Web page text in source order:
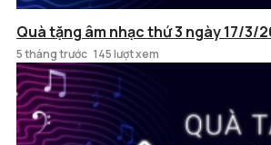
Quà tặng âm nhạc thứ 3 ngày 17/3/
5 tháng trước 145 lượt xem